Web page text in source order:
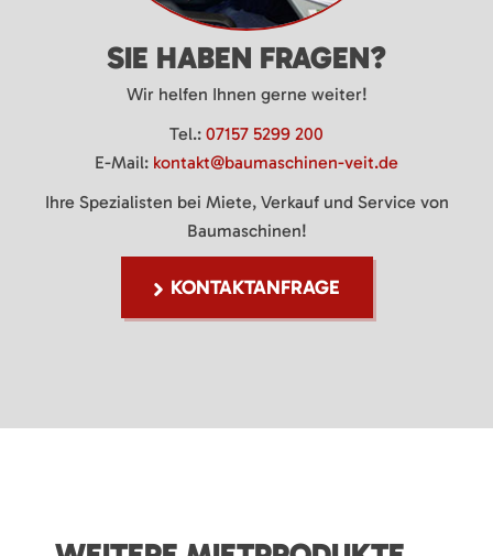
SIE HABEN FRAGEN?
Wir helfen Ihnen gerne weiter!
Tel.: 07157 5299 200
E-Mail: kontakt@baumaschinen-veit.de
Ihre Spezialisten bei Miete, Verkauf und Service von
Baumaschinen!
KONTAKTANFRAGE